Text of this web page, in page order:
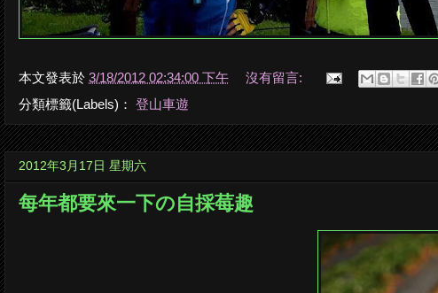
本文發表於 3/18/2012 02:34:00 下午
沒有留言:
分類標籤(Labels)： 登山車遊
2012年3月17日 星期六
每年都要來一下の自採莓趣